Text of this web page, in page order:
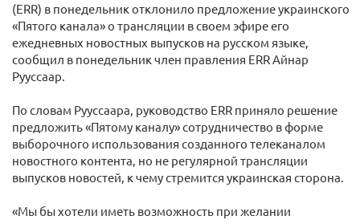
(ERR) в понедельник отклонило предложение украинского
«Пятого канала» о трансляции в своем эфире его
ежедневных новостных выпусков на русском языке,
сообщил в понедельник член правления ERR Айнар
Рууссаар.
По словам Рууссаара, руководство ERR приняло решение
предложить «Пятому каналу» сотрудничество в форме
выборочного использования созданного телеканалом
новостного контента, но не регулярной трансляции
выпусков новостей, к чему стремится украинская сторона.
«Мы бы хотели иметь возможность при желании